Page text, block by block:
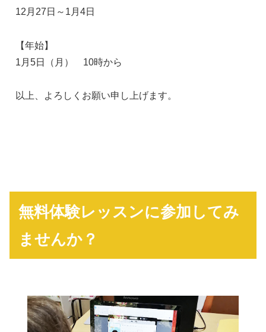
12月27日～1月4日
【年始】
1月5日（月） 10時から
以上、よろしくお願い申し上げます。
無料体験レッスンに参加してみ
ませんか？